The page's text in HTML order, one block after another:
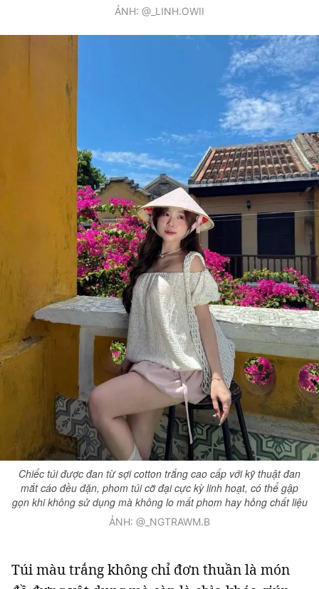
ẢNH: @_LINH.OWII
Chiếc túi được đan từ sợi cotton trắng cao cấp với kỹ thuật đan
mắt cáo đều đặn, phom túi cỡ đại cực kỳ linh hoạt, có thể gập
gọn khi không sử dụng mà không lo mất phom hay hỏng chất liệu
ẢNH: @_NGTRAWM.B
Túi màu trắng không chỉ đơn thuần là món